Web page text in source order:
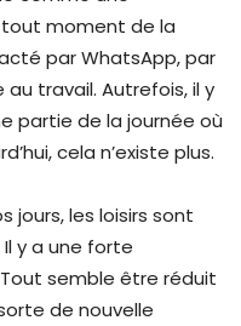
tout moment de la
par WhatsApp, par
travail. Autrefois, il y
partie de la journée où
cela n’existe plus.
jours, les loisirs sont
y a une forte
semble être réduit
de nouvelle